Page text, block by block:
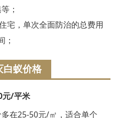
；
宅，单次全面防治的总费用
；
白蚁价格
元/平米
在25-50元/㎡，适合单个